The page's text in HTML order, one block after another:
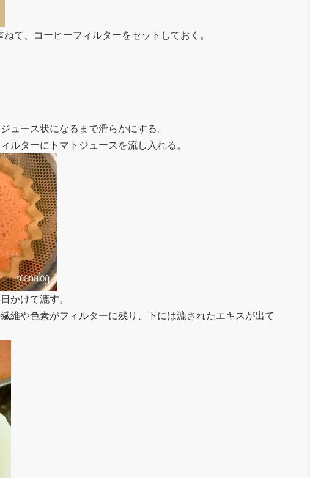
て、コーヒーフィルターをセットしておく。
ュース状になるまで滑らかにする。
ルターにトマトジュースを流し入れる。
かけて漉す。
維や色素がフィルターに残り、下には漉されたエキスが出て